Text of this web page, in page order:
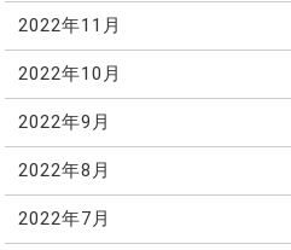
2022年11月
2022年10月
2022年9月
2022年8月
2022年7月